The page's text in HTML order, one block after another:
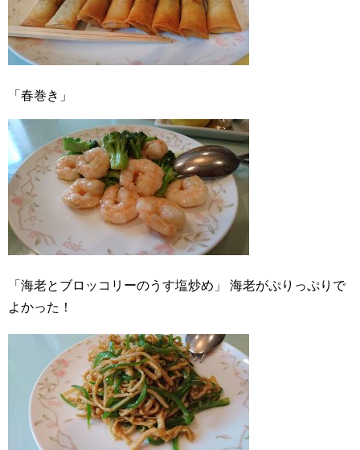
「春巻き」
「海老とブロッコリーのうす塩炒め」
海老がぷりっぷりで
よかった！